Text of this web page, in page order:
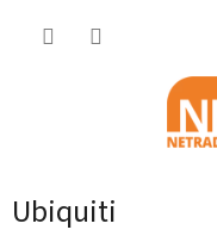
Ubiquiti